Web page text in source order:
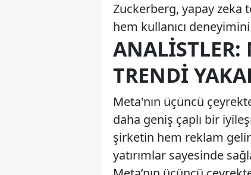
Zuckerberg, yapay
hem kullanıcı
ANALISTLER:
TRENDI
Meta'nın üçüncü
daha geniş çaplı bir
şirketin hem reklam
yatırımlar sayesinde